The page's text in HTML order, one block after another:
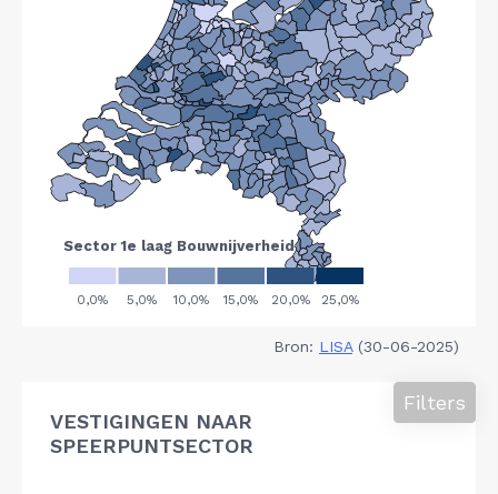
Bron: LISA(30-06-2025)
VESTIGINGEN NAAR
SPEERPUNTSECTOR
Filters